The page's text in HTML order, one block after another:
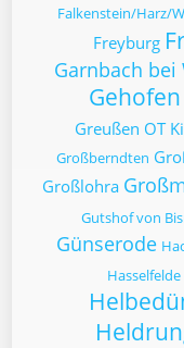
Falkenstein/Harz/
Freyburg
Garnbach bei
Gehofen
Greußen OT
Großberndten
Großlohra
Gutshof von
Günserode
Hasselfelde